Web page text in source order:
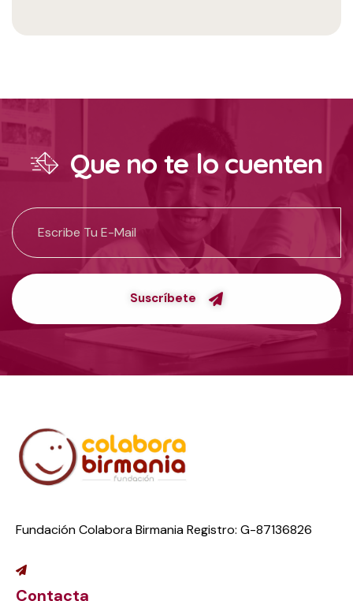
Que no te lo cuenten
Suscríbete
Fundación Colabora Birmania Registro: G-87136826
Contacta